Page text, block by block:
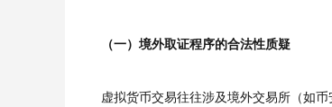
（一）境外取证程序的合法性质疑
虚拟货币交易往往涉及境外交易所（如